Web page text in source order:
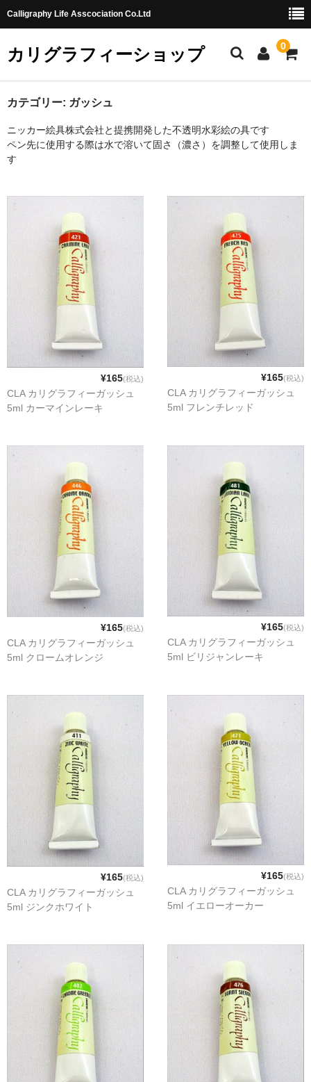
Calligraphy Life Asscociation Co.Ltd
カリグラフィーショップ 0
ホーム
カート
カテゴリー: ガッシュ
ニッカー絵具株式会社と提携開発した不透明水彩絵の具です
ペン先に使用する際は水で溶いて固さ（濃さ）を調整して使用しま
す
¥165(税込)
CLA カリグラフィーガッシュ
5ml カーマインレーキ
¥165(税込)
CLA カリグラフィーガッシュ
5ml フレンチレッド
¥165(税込)
CLA カリグラフィーガッシュ
5ml クロームオレンジ
¥165(税込)
CLA カリグラフィーガッシュ
5ml ビリジャンレーキ
¥165(税込)
CLA カリグラフィーガッシュ
5ml ジンクホワイト
¥165(税込)
CLA カリグラフィーガッシュ
5ml イエローオーカー